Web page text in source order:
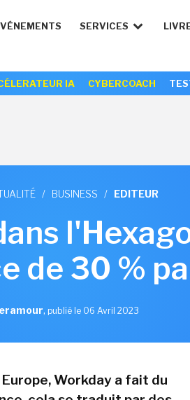
SERVICES
IA CYBERCOACH
/ BUSINESS / EDITEUR
de 30 %
, publié le 06 Avril 2023
Workday a fait du